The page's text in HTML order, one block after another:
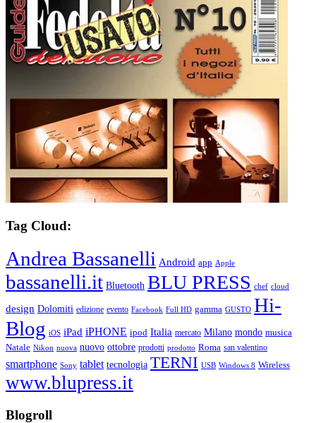
Tag Cloud:
Andrea Bassanelli Android app Apple
bassanelli.it Bluetooth BLU PRESS chef cloud
design Dolomiti edizione evento Facebook Full HD gamma GUSTO Hi-
Blog iOS iPad iPHONE ipod Italia mercato Milano mondo musica
Natale Nikon nuova nuovo ottobre prodotti prodotto Roma san valentino
smartphone Sony tablet tecnologia TERNI USB Windows 8 Wireless
www.blupress.it
Blogroll